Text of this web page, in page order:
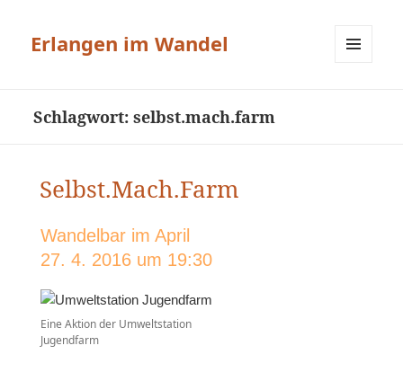
Erlangen im Wandel
Schlagwort:selbst.mach.farm
Selbst.Mach.Farm
Wandelbar im April
27. 4. 2016 um 19:30
Eine Aktion der Umweltstation
Jugendfarm